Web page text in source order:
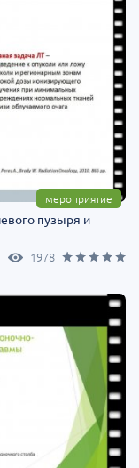
мероприятие
пузыря и
1978